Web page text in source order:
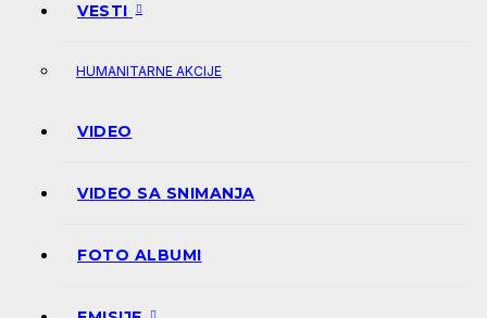
VESTI
HUMANITARNE AKCIJE
VIDEO
VIDEO SA SNIMANJA
FOTO ALBUMI